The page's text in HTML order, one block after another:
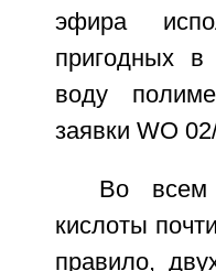
эфира
пригодных в
воду
заявки WO
Во всем
кислоты
правило,